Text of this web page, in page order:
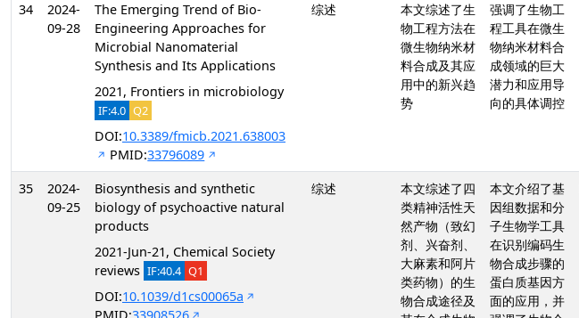
34
2024-
09-28
The Emerging Trend of Bio-
Engineering Approaches for
Microbial Nanomaterial
Synthesis and Its Applications
2021, Frontiers in microbiology
IF:4.0 Q2
DOI:10.3389/fmicb.2021.638003
PMID:33796089
综述
本文综述了生
物工程方法在
微生物纳米材
料合成及其应
用中的新兴趋
势
强调了生物工
程工具在微生
物纳米材料合
成领域的巨大
潜力和应用导
向的具体调控
35
2024-
09-25
Biosynthesis and synthetic
biology of psychoactive natural
products
2021-Jun-21, Chemical Society
reviews IF:40.4 Q1
DOI:10.1039/d1cs00065a
综述
本文综述了四
类精神活性天
然产物（致幻
剂、兴奋剂、
大麻素和阿片
类药物）的生
物合成途径及
本文介绍了基
因组数据和分
子生物学工具
在识别编码生
物合成步骤的
蛋白质基因方
面的应用，并